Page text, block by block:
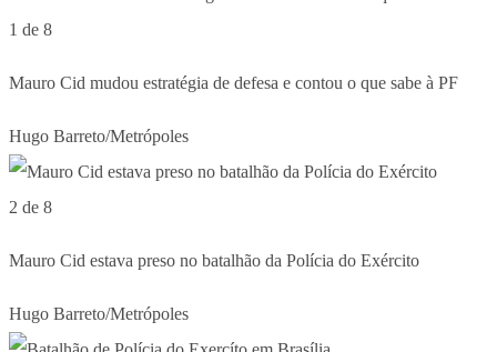
1 de 8
Mauro Cid mudou estratégia de defesa e contou o que sabe à PF
Hugo Barreto/Metrópoles
2 de 8
Mauro Cid estava preso no batalhão da Polícia do Exército
Hugo Barreto/Metrópoles